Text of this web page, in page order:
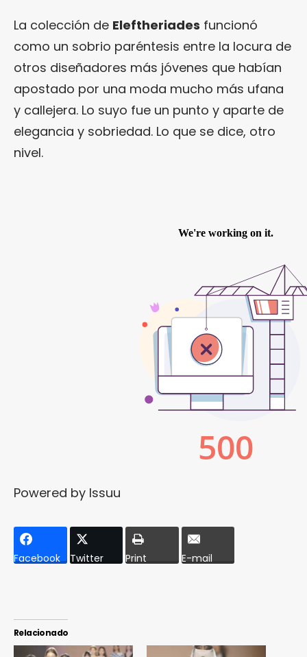
La colección de Eleftheriades funcionó
como un sobrio paréntesis entre la locura de
otros diseñadores más jóvenes que habían
apostado por una moda mucho más ufana
y callejera. Lo suyo fue un punto y aparte de
elegancia y sobriedad. Lo que se dice, otro
nivel.
Powered by Issuu
Facebook Twitter Print E-mail
Relacionado